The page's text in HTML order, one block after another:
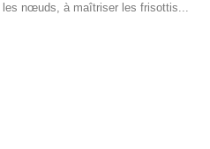
les nœuds, à maîtriser les frisottis...